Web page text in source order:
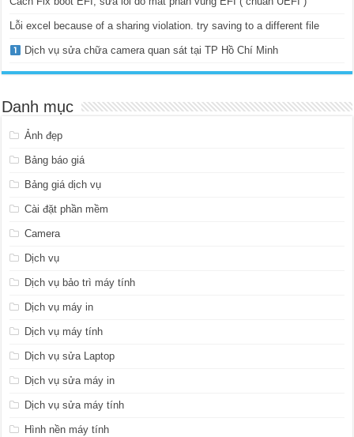
Lỗi excel because of a sharing violation. try saving to a different file
Dịch vụ sửa chữa camera quan sát tại TP Hồ Chí Minh
Danh mục
Ảnh đẹp
Bảng báo giá
Bảng giá dịch vụ
Cài đặt phần mềm
Camera
Dịch vụ
Dịch vụ bảo trì máy tính
Dịch vụ máy in
Dịch vụ máy tính
Dịch vụ sửa Laptop
Dịch vụ sửa máy in
Dịch vụ sửa máy tính
Hình nền máy tính